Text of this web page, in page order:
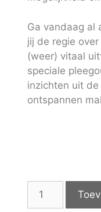
Ga vandaag al
jij de regie
(weer) vitaal
speciale
inzichten uit
ontspannen
Vitaal